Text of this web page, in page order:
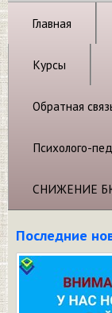
Главная
Курсы
Обратная
Психолого-
СНИЖЕНИЕ
Последние